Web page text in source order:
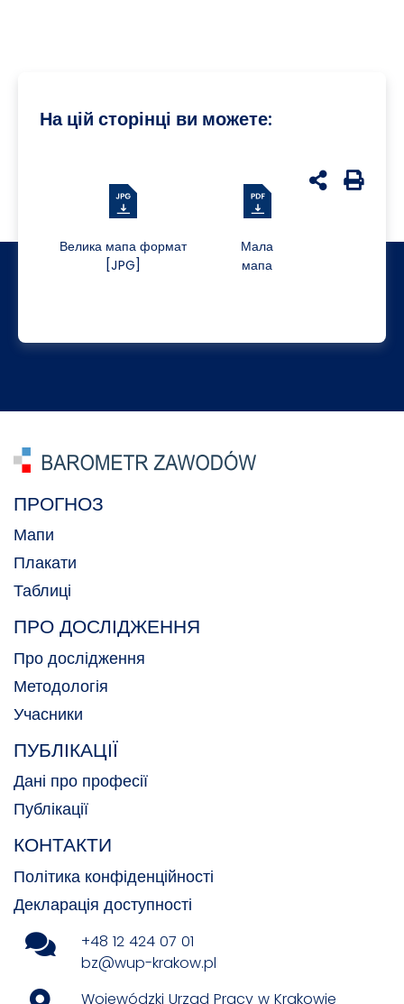
На цій сторінці ви можете:
Велика мапа формат
[JPG]
Мала
мапа
udostępnij
ПРОГНОЗ
Мапи
Плакати
Таблиці
ПРО ДОСЛІДЖЕННЯ
Про дослідження
Методологія
Учасники
ПУБЛІКАЦІЇ
Дані про професії
Публікації
КОНТАКТИ
Політика конфіденційності
Декларація доступності
+48 12 424 07 01
bz@wup-krakow.pl
Wojewódzki Urząd Pracy w Krakowie